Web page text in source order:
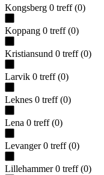
Kongsberg 0 treff (0)
Koppang 0 treff (0)
Kristiansund 0 treff (0)
Larvik 0 treff (0)
Leknes 0 treff (0)
Lena 0 treff (0)
Levanger 0 treff (0)
Lillehammer 0 treff (0)